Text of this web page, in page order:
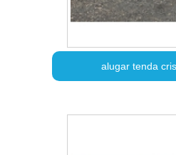
alugar tenda